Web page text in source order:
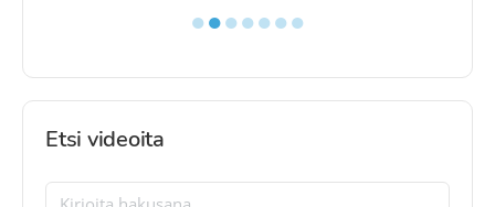
●●●●●●●
Etsi videoita